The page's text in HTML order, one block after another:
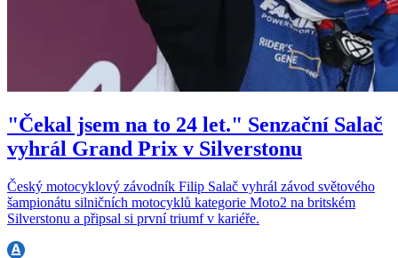
"Čekal jsem na to 24 let." Senzační Salač
vyhrál Grand Prix v Silverstonu
Český motocyklový závodník Filip Salač vyhrál závod světového
šampionátu silničních motocyklů kategorie Moto2 na britském
Silverstonu a připsal si první triumf v kariéře.